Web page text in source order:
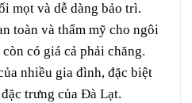
mọt và dễ dàng bảo trì.
toàn và thẩm mỹ cho ngôi
có giá cả phải chăng.
nhiều gia đình, đặc biệt
trưng của Đà Lạt.